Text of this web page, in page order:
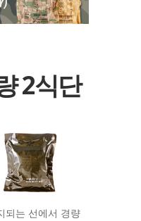
2식단
되는 선에서 경량